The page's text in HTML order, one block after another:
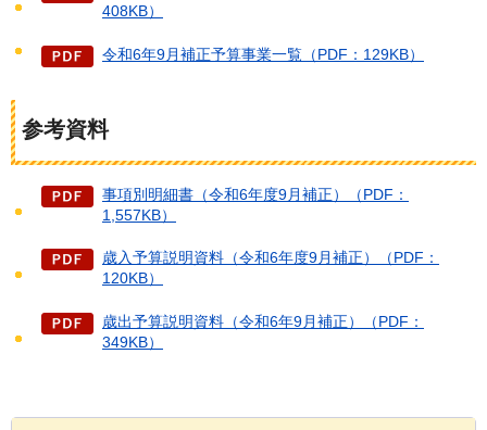
408KB）
令和6年9月補正予算事業一覧（PDF：129KB）
参考資料
事項別明細書（令和6年度9月補正）（PDF：
1,557KB）
歳入予算説明資料（令和6年度9月補正）（PDF：
120KB）
歳出予算説明資料（令和6年9月補正）（PDF：
349KB）